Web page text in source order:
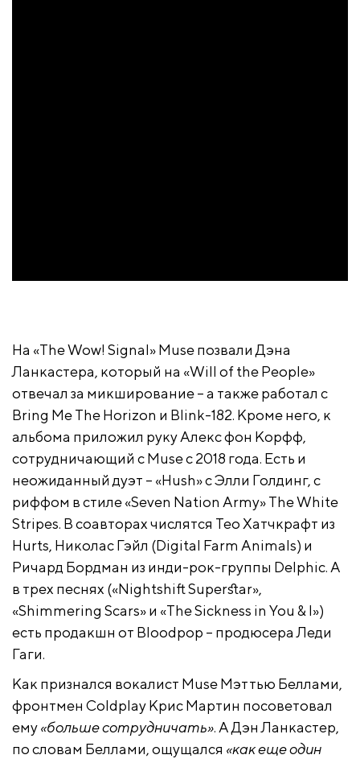
На «The Wow! Signal» Muse позвали Дэна
Ланкастера, который на «Will of the People»
отвечал за микширование – а также работал с
Bring Me The Horizon и Blink-182. Кроме него, к
альбома приложил руку Алекс фон Корфф,
сотрудничающий с Muse с 2018 года. Есть и
неожиданный дуэт – «Hush» с Элли Голдинг, с
риффом в стиле «Seven Nation Army» The White
Stripes. В соавторах числятся Тео Хатчкрафт из
Hurts, Николас Гэйл (Digital Farm Animals) и
Ричард Бордман из инди-рок-группы Delphic. А
в трех песнях («Nightshift Superstar»,
«Shimmering Scars» и «The Sickness in You & I»)
есть продакшн от Bloodpop – продюсера Леди
Гаги.
Как признался вокалист Muse Мэттью Беллами,
фронтмен Coldplay Крис Мартин посоветовал
ему«больше сотрудничать». А Дэн Ланкастер,
по словам Беллами, ощущался «как еще один